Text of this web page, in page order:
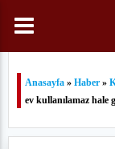
Anasayfa » Haber »
ev kullanılamaz hale